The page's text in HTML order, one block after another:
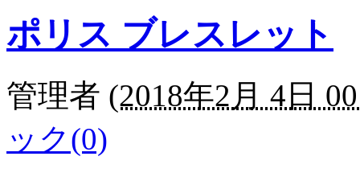
ポリス ブレスレット
管理者 (2018年2月 4日
ック(0)